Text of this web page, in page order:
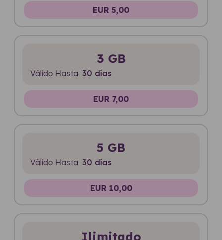
EUR 5,00
3 GB
Válido Hasta 30 días
EUR 7,00
5 GB
Válido Hasta 30 días
EUR 10,00
Ilimitado